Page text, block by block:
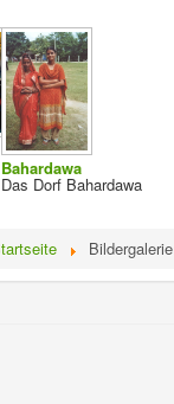
Bahardawa
Das Dorf Bahardawa
Bildergalerie